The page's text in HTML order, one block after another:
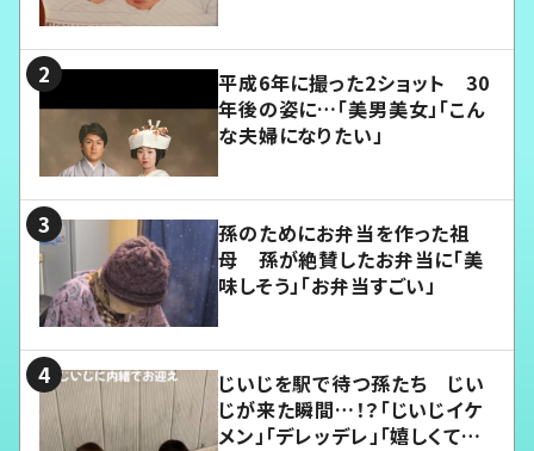
平成6年に撮った2ショット 30
年後の姿に…「美男美女」「こん
な夫婦になりたい」
孫のためにお弁当を作った祖
母 孫が絶賛したお弁当に「美
味しそう」「お弁当すごい」
じいじを駅で待つ孫たち じい
じが来た瞬間…！？「じいじイケ
メン」「デレッデレ」「嬉しくて可